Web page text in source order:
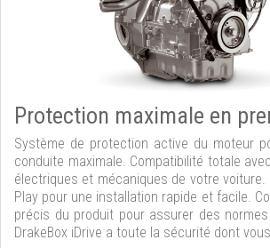
Protection maximale en
Système de protection active du moteur
conduite maximale. Compatibilité totale
électriques et mécaniques de votre voiture.
Play pour une installation rapide et facile.
précis du produit pour assurer des
DrakeBox iDrive a toute la sécurité dont